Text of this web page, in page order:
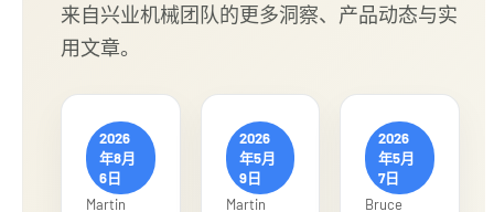
来自兴业机械团队的更多洞察、产品动态与实
用文章。
2026
年8月
6日
Martin
2026
年5月
9日
Martin
2026
年5月
7日
Bruce